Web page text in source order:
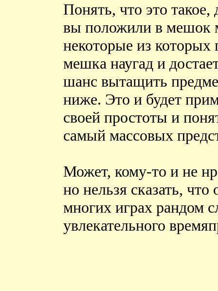
Понять, что это
вы положили в мешок
некоторые из которых
мешка наугад и
шанс вытащить
ниже. Это и будет
своей простоты и
самый массовых
Может, кому-то и не
но нельзя сказать,
многих играх рандом
увлекательного